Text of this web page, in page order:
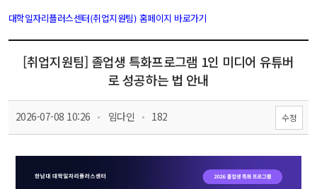
대학일자리플러스센터(취업지원팀) 홈페이지 바로가기
[취업지원팀] 졸업생 특화프로그램 1인 미디어 유튜버
로 성공하는 법 안내
2026-07-08 10:26 임다인 182 수정